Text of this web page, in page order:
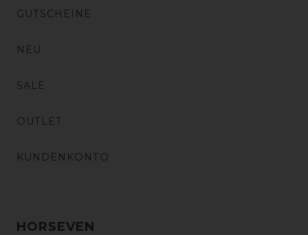
GUTSCHEINE
NEU
SALE
OUTLET
KUNDENKONTO
HORSEVEN